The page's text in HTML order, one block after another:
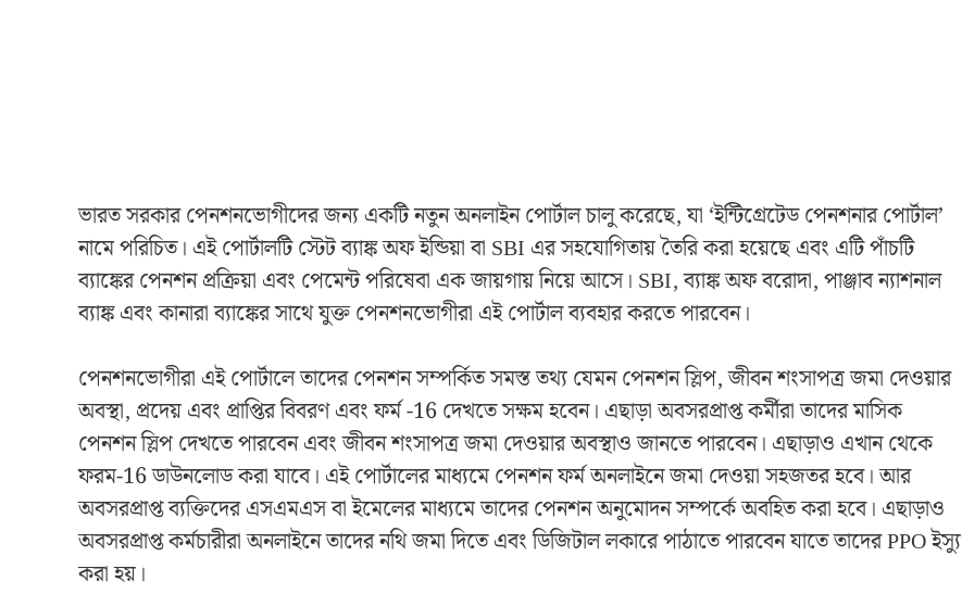
ভারত সরকার পেনশনভোগীদের জন্য একটি নতুন অনলাইন পোর্টাল চালু করেছে, যা ‘ইন্টিগ্রেটেড পেনশনার পোর্টাল’
নামে পরিচিত। এই পোর্টালটি স্টেট ব্যাঙ্ক অফ ইন্ডিয়া বা SBI এর সহযোগিতায় তৈরি করা হয়েছে এবং এটি পাঁচটি
ব্যাঙ্কের পেনশন প্রক্রিয়া এবং পেমেন্ট পরিষেবা এক জায়গায় নিয়ে আসে। SBI, ব্যাঙ্ক অফ বরোদা, পাঞ্জাব ন্যাশনাল
ব্যাঙ্ক এবং কানারা ব্যাঙ্কের সাথে যুক্ত পেনশনভোগীরা এই পোর্টাল ব্যবহার করতে পারবেন।
পেনশনভোগীরা এই পোর্টালে তাদের পেনশন সম্পর্কিত সমস্ত তথ্য যেমন পেনশন স্লিপ, জীবন শংসাপত্র জমা দেওয়ার
অবস্থা, প্রদেয় এবং প্রাপ্তির বিবরণ এবং ফর্ম -16 দেখতে সক্ষম হবেন। এছাড়া অবসরপ্রাপ্ত কর্মীরা তাদের মাসিক
পেনশন স্লিপ দেখতে পারবেন এবং জীবন শংসাপত্র জমা দেওয়ার অবস্থাও জানতে পারবেন। এছাড়াও এখান থেকে
ফরম-16 ডাউনলোড করা যাবে। এই পোর্টালের মাধ্যমে পেনশন ফর্ম অনলাইনে জমা দেওয়া সহজতর হবে। আর
অবসরপ্রাপ্ত ব্যক্তিদের এসএমএস বা ইমেলের মাধ্যমে তাদের পেনশন অনুমোদন সম্পর্কে অবহিত করা হবে। এছাড়াও
অবসরপ্রাপ্ত কর্মচারীরা অনলাইনে তাদের নথি জমা দিতে এবং ডিজিটাল লকারে পাঠাতে পারবেন যাতে তাদের PPO ইস্যু
করা হয়।